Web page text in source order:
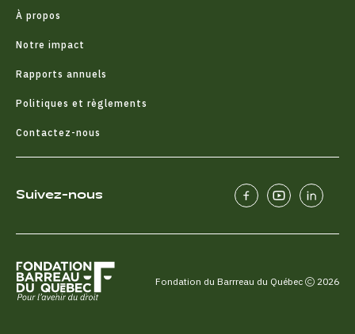
À propos
Notre impact
Rapports annuels
Politiques et règlements
Contactez-nous
Suivez-nous
Fondation du Barrreau du Québec 2026